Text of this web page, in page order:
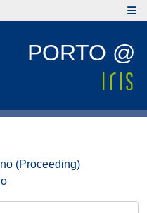
PORTO @
(Proceeding)